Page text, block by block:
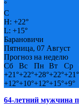
°
C
H: +22°
L: +15°
Барановичи
Пятница, 07 Август
Прогноз на неделю
Сб
Вс Пн Вт Ср
+21°+22°+28°+22°+21°
+12°+10°+12°+15°+9°
64-летний мужчина